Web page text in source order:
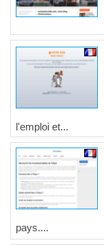
l'emploi et...
pays....